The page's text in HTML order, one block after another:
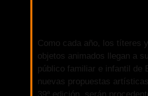
Como cada año, los títeres
objetos animados llegan a
público familiar e infantil de
nuevas propuestas